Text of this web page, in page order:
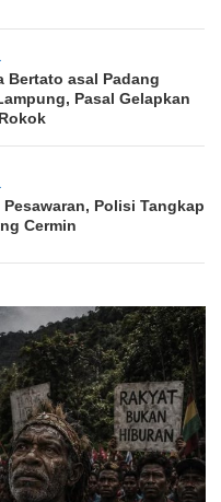
Bertato asal Padang
Pasal Gelapkan
Polisi Tangkap
Cermin